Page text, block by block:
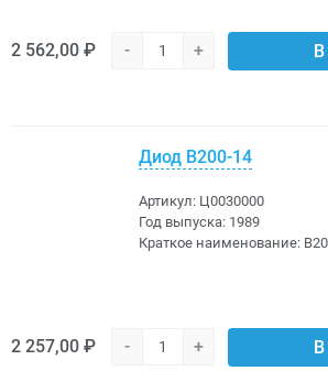
2 562,00 ₽ - + В
Диод В200-14
Артикул: Ц0030000
Год выпуска: 1989
Краткое наименование:
2 257,00 ₽ - + В